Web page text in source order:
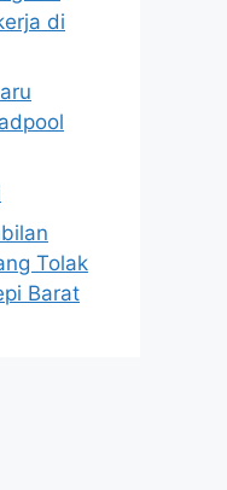
di
Tolak
Barat